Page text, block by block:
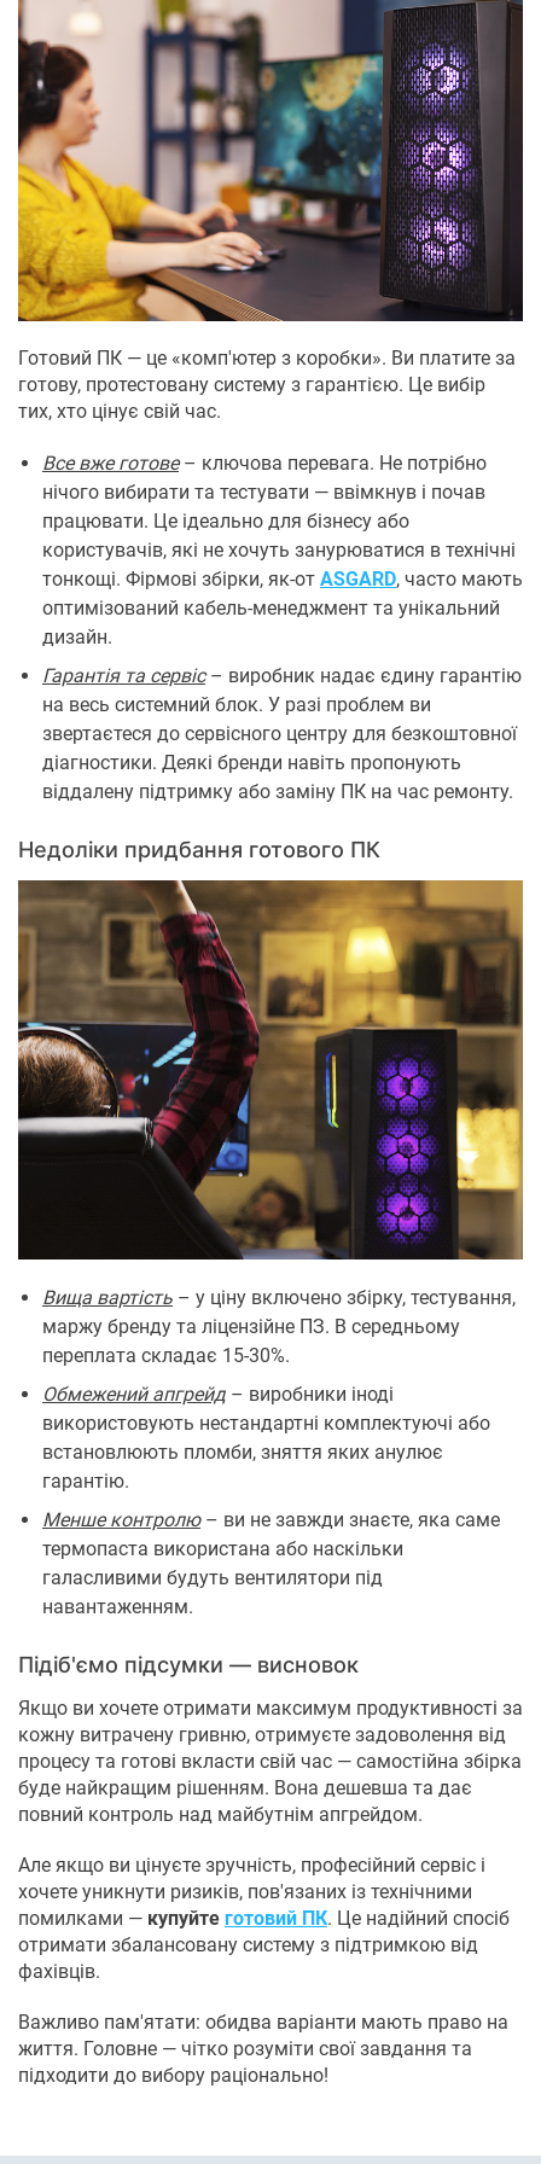
Готовий ПК — це «комп'ютер з коробки». Ви платите за
готову, протестовану систему з гарантією. Це вибір
тих, хто цінує свій час.
Все вже готове– ключова перевага. Не потрібно
нічого вибирати та тестувати — ввімкнув і почав
працювати. Це ідеально для бізнесу або
користувачів, які не хочуть занурюватися в технічні
тонкощі. Фірмові збірки, як-от ASGARD, часто мають
оптимізований кабель-менеджмент та унікальний
дизайн.
Гарантія та сервіс– виробник надає єдину гарантію
на весь системний блок. У разі проблем ви
звертаєтеся до сервісного центру для безкоштовної
діагностики. Деякі бренди навіть пропонують
віддалену підтримку або заміну ПК на час ремонту.
Недоліки придбання готового ПК
Вища вартість – у ціну включено збірку, тестування,
маржу бренду та ліцензійне ПЗ. В середньому
переплата складає 15-30%.
Обмежений апгрейд – виробники іноді
використовують нестандартні комплектуючі або
встановлюють пломби, зняття яких анулює
гарантію.
Менше контролю– ви не завжди знаєте, яка саме
термопаста використана або наскільки
галасливими будуть вентилятори під
навантаженням.
Підіб'ємо підсумки — висновок
Якщо ви хочете отримати максимум продуктивності за
кожну витрачену гривню, отримуєте задоволення від
процесу та готові вкласти свій час — самостійна збірка
буде найкращим рішенням. Вона дешевша та дає
повний контроль над майбутнім апгрейдом.
Але якщо ви цінуєте зручність, професійний сервіс і
хочете уникнути ризиків, пов'язаних із технічними
помилками — купуйте готовий ПК. Це надійний спосіб
отримати збалансовану систему з підтримкою від
фахівців.
Важливо пам'ятати: обидва варіанти мають право на
життя. Головне — чітко розуміти свої завдання та
підходити до вибору раціонально!